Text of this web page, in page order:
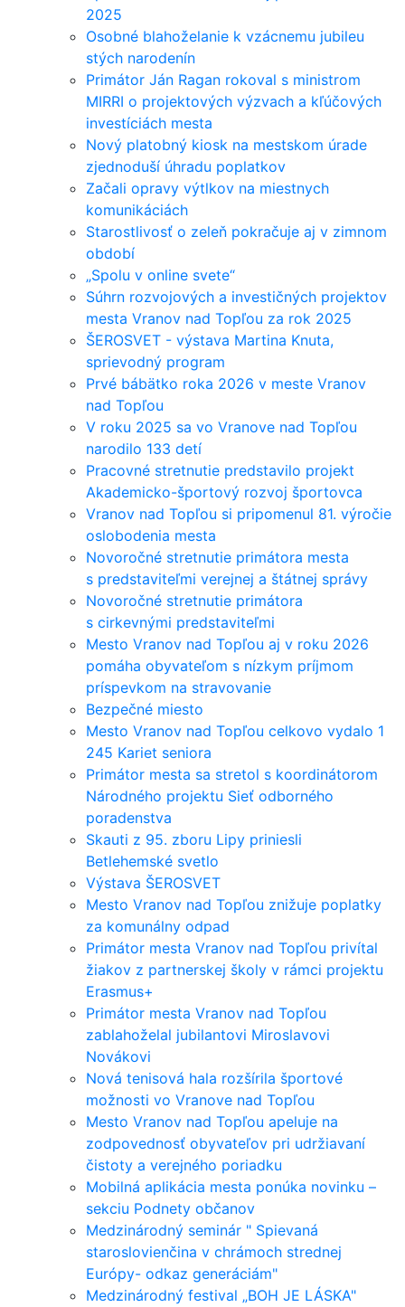
2025
Osobné blahoželanie k vzácnemu jubileu
stých narodenín
Primátor Ján Ragan rokoval s ministrom
MIRRI o projektových výzvach a kľúčových
investíciách mesta
Nový platobný kiosk na mestskom úrade
zjednoduší úhradu poplatkov
Začali opravy výtlkov na miestnych
komunikáciách
Starostlivosť o zeleň pokračuje aj v zimnom
období
„Spolu v online svete“
Súhrn rozvojových a investičných projektov
mesta Vranov nad Topľou za rok 2025
ŠEROSVET - výstava Martina Knuta,
sprievodný program
Prvé bábätko roka 2026 v meste Vranov
nad Topľou
V roku 2025 sa vo Vranove nad Topľou
narodilo 133 detí
Pracovné stretnutie predstavilo projekt
Akademicko-športový rozvoj športovca
Vranov nad Topľou si pripomenul 81. výročie
oslobodenia mesta
Novoročné stretnutie primátora mesta
s predstaviteľmi verejnej a štátnej správy
Novoročné stretnutie primátora
s cirkevnými predstaviteľmi
Mesto Vranov nad Topľou aj v roku 2026
pomáha obyvateľom s nízkym príjmom
príspevkom na stravovanie
Bezpečné miesto
Mesto Vranov nad Topľou celkovo vydalo 1
245 Kariet seniora
Primátor mesta sa stretol s koordinátorom
Národného projektu Sieť odborného
poradenstva
Skauti z 95. zboru Lipy priniesli
Betlehemské svetlo
Výstava ŠEROSVET
Mesto Vranov nad Topľou znižuje poplatky
za komunálny odpad
Primátor mesta Vranov nad Topľou privítal
žiakov z partnerskej školy v rámci projektu
Erasmus+
Primátor mesta Vranov nad Topľou
zablahoželal jubilantovi Miroslavovi
Novákovi
Nová tenisová hala rozšírila športové
možnosti vo Vranove nad Topľou
Mesto Vranov nad Topľou apeluje na
zodpovednosť obyvateľov pri udržiavaní
čistoty a verejného poriadku
Mobilná aplikácia mesta ponúka novinku –
sekciu Podnety občanov
Medzinárodný seminár " Spievaná
staroslovienčina v chrámoch strednej
Európy- odkaz generáciám"
Medzinárodný festival „BOH JE LÁSKA"